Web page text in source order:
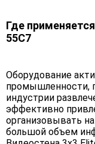
Где
55C7
Оборудование
промышленности,
индустрии
эффективно
организовывать
большой объем